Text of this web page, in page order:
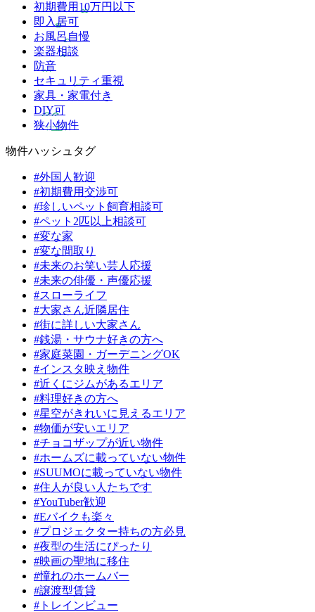
初期費用10万円以下
即入居可
お風呂自慢
楽器相談
防音
セキュリティ重視
家具・家電付き
DIY可
狭小物件
物件ハッシュタグ
#外国人歓迎
#初期費用交渉可
#珍しいペット飼育相談可
#ペット2匹以上相談可
#変な家
#変な間取り
#未来のお笑い芸人応援
#未来の俳優・声優応援
#スローライフ
#大家さん近隣居住
#街に詳しい大家さん
#銭湯・サウナ好きの方へ
#家庭菜園・ガーデニングOK
#インスタ映え物件
#近くにジムがあるエリア
#料理好きの方へ
#星空がきれいに見えるエリア
#物価が安いエリア
#チョコザップが近い物件
#ホームズに載っていない物件
#SUUMOに載っていない物件
#住人が良い人たちです
#YouTuber歓迎
#Eバイクも楽々
#プロジェクター持ちの方必見
#夜型の生活にぴったり
#映画の聖地に移住
#憧れのホームバー
#譲渡型賃貸
#トレインビュー